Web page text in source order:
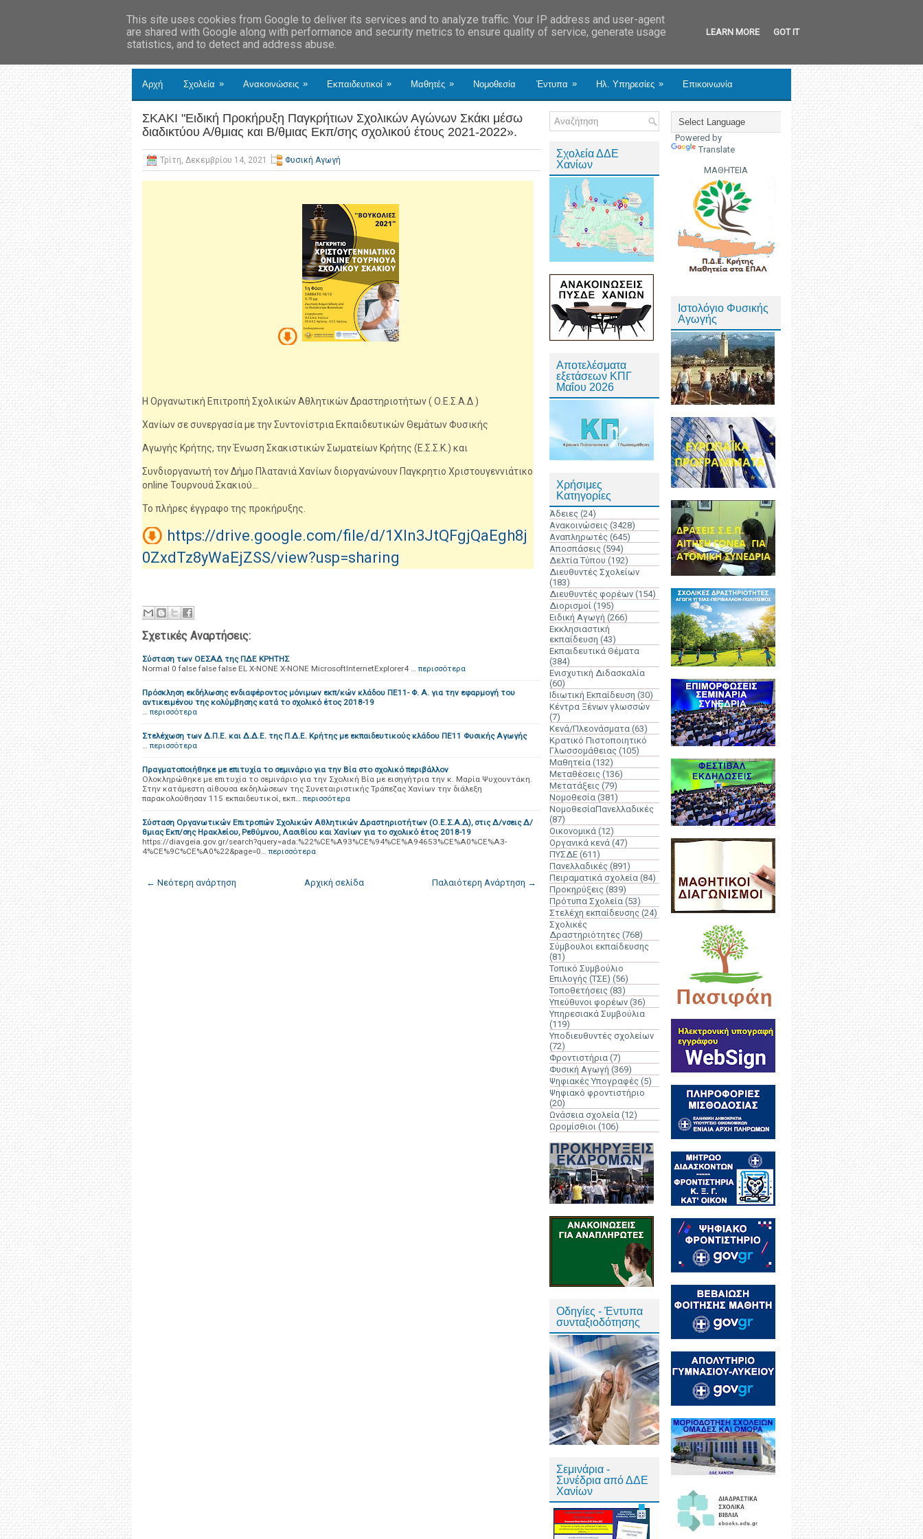
Αρχή Σχολεία » Ανακοινώσεις » Εκπαιδευτικοί » Μαθητές » Νομοθεσία Έντυπα » Ηλ. Υπηρεσίες » Επικοινωνία
ΣΚΑΚΙ "Ειδική Προκήρυξη Παγκρήτιων Σχολικών Αγώνων Σκάκι μέσω
διαδικτύου Α/θμιας και Β/θμιας Εκπ/σης σχολικού έτους 2021-2022».
Τρίτη, Δεκεμβρίου 14, 2021 Φυσική Αγωγή
Η Οργανωτική Επιτροπή Σχολικών Αθλητικών Δραστηριοτήτων ( Ο.Ε.Σ.Α.Δ )
Χανίων σε συνεργασία με την Συντονίστρια Εκπαιδευτικών Θεμάτων Φυσικής
Αγωγής Κρήτης, την Ένωση Σκακιστικών Σωματείων Κρήτης (Ε.Σ.Σ.Κ.) και
Συνδιοργανωτή τον Δήμο Πλατανιά Χανίων διοργανώνουν Παγκρητιο Χριστουγεννιάτικο
online Τουρνουά Σκακιού...
Το πλήρες έγγραφο της προκήρυξης.
https://drive.google.com/file/d/1Xln3JtQFgjQaEgh8j
0ZxdTz8yWaEjZSS/view?usp=sharing
Σχετικές Αναρτήσεις:
Σύσταση των ΟΕΣΑΔ της ΠΔΕ ΚΡΗΤΗΣ
Normal 0 false false false EL X-NONE X-NONE MicrosoftInternetExplorer4 … περισσότερα
Πρόσκληση εκδήλωσης ενδιαφέροντος μόνιμων εκπ/κών κλάδου ΠΕ11- Φ. Α. για την εφαρμογή του
αντικειμένου της κολύμβησης κατά το σχολικό έτος 2018-19
… περισσότερα
Στελέχωση των Δ.Π.Ε. και Δ.Δ.Ε. της Π.Δ.Ε. Κρήτης με εκπαιδευτικούς κλάδου ΠΕ11 Φυσικής Αγωγής
… περισσότερα
Πραγματοποιήθηκε με επιτυχία το σεμινάριο για την Βία στο σχολικό περιβάλλον
Ολοκληρώθηκε με επιτυχία το σεμινάριο για την Σχολική Βία με εισηγήτρια την κ. Μαρία Ψυχουντάκη.
Στην κατάμεστη αίθουσα εκδηλώσεων της Συνεταιριστικής Τράπεζας Χανίων την διάλεξη
παρακολούθησαν 115 εκπαιδευτικοί, εκπ… περισσότερα
Σύσταση Οργανωτικών Επιτροπών Σχολικών Αθλητικών Δραστηριοτήτων (Ο.Ε.Σ.Α.Δ), στις Δ/νσεις Δ/
θμιας Εκπ/σης Ηρακλείου, Ρεθύμνου, Λασιθίου και Χανίων για το σχολικό έτος 2018-19
https://diavgeia.gov.gr/search?query=ada:%22%CE%A93%CE%94%CE%A94653%CE%A0%CE%A3-
4%CE%9C%CE%A0%22&page=0… περισσότερα
← Νεότερη ανάρτηση Παλαιότερη Ανάρτηση →
Αρχική σελίδα
Σχολεία ΔΔΕ
Χανίων
Αποτελέσματα
εξετάσεων ΚΠΓ
Μαΐου 2026
Χρήσιμες
Κατηγορίες
Άδειες (24)
Ανακοινώσεις (3428)
Αναπληρωτές (645)
Αποσπάσεις (594)
Δελτία Τύπου (192)
Διευθυντές Σχολείων
(183)
Διευθυντές φορέων (154)
Διορισμοί (195)
Ειδική Αγωγή (266)
Εκκλησιαστική
εκπαίδευση (43)
Εκπαιδευτικά Θέματα
(384)
Ενισχυτική Διδασκαλία
(60)
Ιδιωτική Εκπαίδευση (30)
Κέντρα Ξένων γλωσσών
(7)
Κενά/Πλεονάσματα (63)
Κρατικό Πιστοποιητικό
Γλωσσομάθειας (105)
Μαθητεία (132)
Μεταθέσεις (136)
Μετατάξεις (79)
Νομοθεσία (381)
ΝομοθεσίαΠανελλαδικές
(87)
Οικονομικά (12)
Οργανικά κενά (47)
ΠΥΣΔΕ (611)
Πανελλαδικές (891)
Πειραματικά σχολεία (84)
Προκηρύξεις (839)
Πρότυπα Σχολεία (53)
Στελέχη εκπαίδευσης (24)
Σχολικές
Δραστηριότητες (768)
Σύμβουλοι εκπαίδευσης
(81)
Τοπικό Συμβούλιο
Επιλογής (ΤΣΕ) (56)
Τοποθετήσεις (83)
Υπεύθυνοι φορέων (36)
Υπηρεσιακά Συμβούλια
(119)
Υποδιευθυντές σχολείων
(72)
Φροντιστήρια (7)
Φυσική Αγωγή (369)
Ψηφιακές Υπογραφές (5)
Ψηφιακό φροντιστήριο
(20)
Ωνάσεια σχολεία (12)
Ωρομίσθιοι (106)
Οδηγίες - Έντυπα
συνταξιοδότησης
Σεμινάρια -
Συνέδρια από ΔΔΕ
Χανίων
Powered by
Translate
ΜΑΘΗΤΕΙΑ
Ιστολόγιο Φυσικής
Αγωγής
This site uses cookies from Google to deliver its services and to analyze traffic. Your IP address and user-agent
are shared with Google along with performance and security metrics to ensure quality of service, generate usage
statistics, and to detect and address abuse.
LEARN MORE GOT IT